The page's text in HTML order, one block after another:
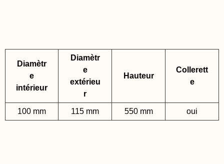
Diamètr
e
intérieur
Diamètr
e
extérieu
r
Hauteur
Collerett
e
100 mm 115 mm 550 mm oui